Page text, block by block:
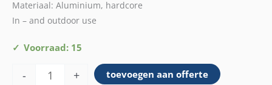
Materiaal: Aluminium, hardcore
In – and outdoor use
Voorraad: 15
-
Statafel
rond
+ toevoegen aan offerte